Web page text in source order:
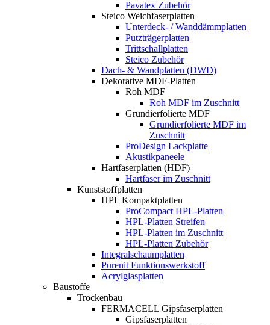
Pavatex Zubehör
Steico Weichfaserplatten
Unterdeck- / Wanddämmplatten
Putzträgerplatten
Trittschallplatten
Steico Zubehör
Dach- & Wandplatten (DWD)
Dekorative MDF-Platten
Roh MDF
Roh MDF im Zuschnitt
Grundierfolierte MDF
Grundierfolierte MDF im
Zuschnitt
ProDesign Lackplatte
Akustikpaneele
Hartfaserplatten (HDF)
Hartfaser im Zuschnitt
Kunststoffplatten
HPL Kompaktplatten
ProCompact HPL-Platten
HPL-Platten Streifen
HPL-Platten im Zuschnitt
HPL-Platten Zubehör
Integralschaumplatten
Purenit Funktionswerkstoff
Acrylglasplatten
Baustoffe
Trockenbau
FERMACELL Gipsfaserplatten
Gipsfaserplatten